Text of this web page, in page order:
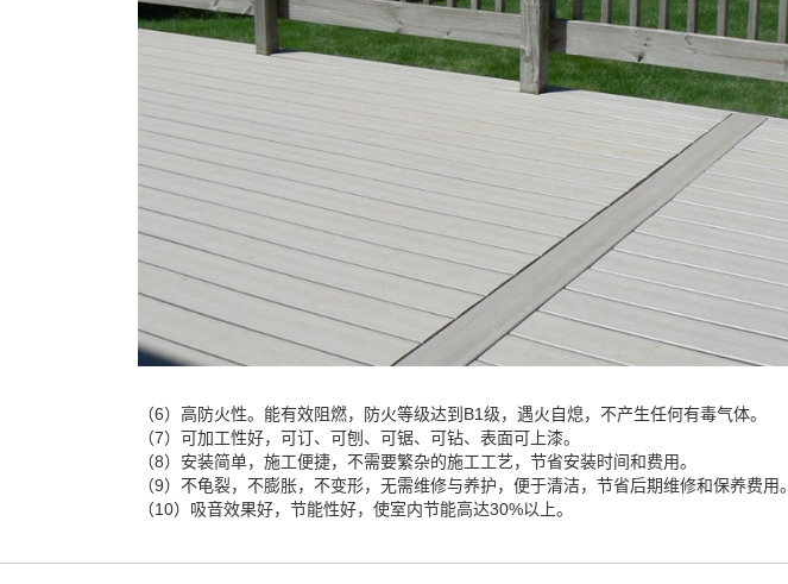
（6）高防火性。能有效阻燃，防火等级达到B1级，遇火自熄，不产生任何有毒气体。
（7）可加工性好，可订、可刨、可锯、可钻、表面可上漆。
（8）安装简单，施工便捷，不需要繁杂的施工工艺，节省安装时间和费用。
（9）不龟裂，不膨胀，不变形，无需维修与养护，便于清洁，节省后期维修和保养费用。
（10）吸音效果好，节能性好，使室内节能高达30%以上。